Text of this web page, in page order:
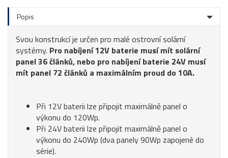
Popis
Svou konstrukcí je určen pro malé ostrovní solární
systémy. Pro nabíjení 12V baterie musí mít solární
panel 36 článků, nebo pro nabíjení baterie 24V musí
mít panel 72 článků a maximálním proud do 10A.
Při 12V baterii lze připojit maximálně panel o
výkonu do 120Wp.
Při 24V baterii lze připojit maximálně panel o
výkonu do 240Wp (dva panely 90Wp zapojené do
série).